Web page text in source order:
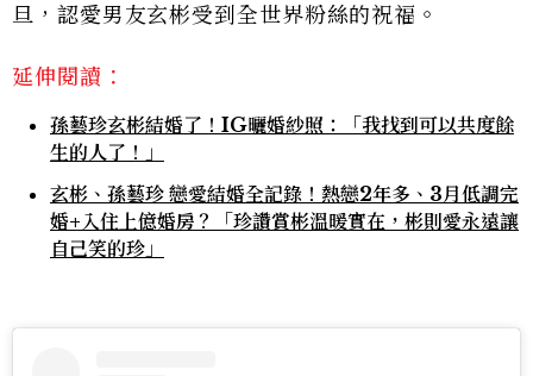
旦，認愛男友玄彬受到全世界粉絲的祝福。
延伸閱讀：
孫藝珍玄彬結婚了！IG曬婚紗照：「我找到可以共度餘
生的人了！」
玄彬、孫藝珍 戀愛結婚全記錄！熱戀2年多、3月低調完
婚+入住上億婚房？「珍讚賞彬溫暖實在，彬則愛永遠讓
自己笑的珍」